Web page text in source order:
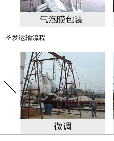
圣发运输流程